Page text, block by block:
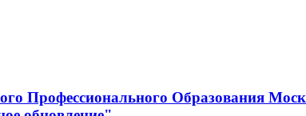
Профессионального Образования